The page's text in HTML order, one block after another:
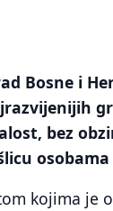
Bosne i
bez
kojima je